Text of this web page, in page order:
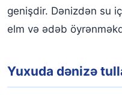
genişdir. Dənizdən su
elm və ədəb
Yuxuda dənizə